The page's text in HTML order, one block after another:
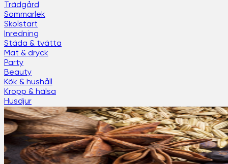
Trädgård
Sommarlek
Skolstart
Inredning
Städa & tvätta
Mat & dryck
Party
Beauty
Kök & hushåll
Kropp & hälsa
Husdjur